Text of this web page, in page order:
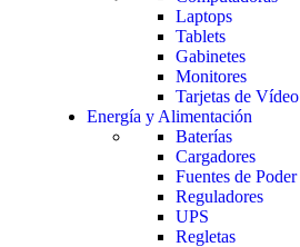
Laptops
Tablets
Gabinetes
Monitores
Tarjetas de Vídeo
Energía y Alimentación
Baterías
Cargadores
Fuentes de Poder
Reguladores
UPS
Regletas